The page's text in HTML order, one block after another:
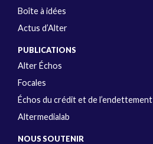
Boîte à idées
Actus d’Alter
PUBLICATIONS
Alter Échos
Focales
Échos du crédit et de l’endettement
Altermedialab
NOUS SOUTENIR